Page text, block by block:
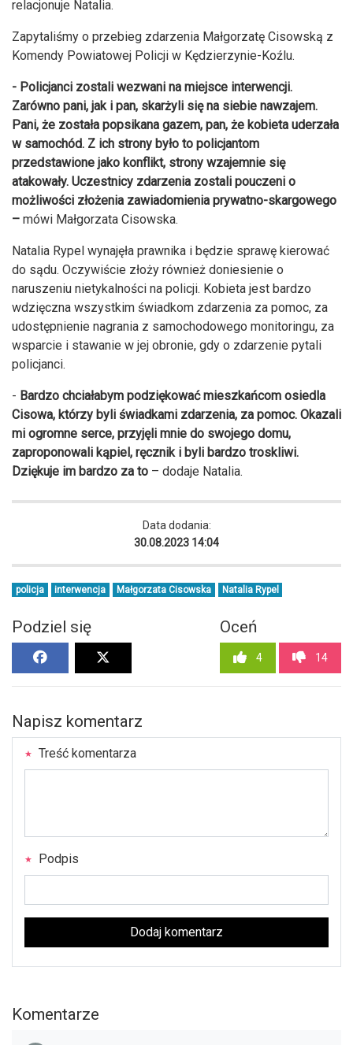
relacjonuje Natalia.
Zapytaliśmy o przebieg zdarzenia Małgorzatę Cisowską z
Komendy Powiatowej Policji w Kędzierzynie-Koźlu.
- Policjanci zostali wezwani na miejsce interwencji.
Zarówno pani, jak i pan, skarżyli się na siebie nawzajem.
Pani, że została popsikana gazem, pan, że kobieta uderzała
w samochód. Z ich strony było to policjantom
przedstawione jako konflikt, strony wzajemnie się
atakowały. Uczestnicy zdarzenia zostali pouczeni o
możliwości złożenia zawiadomienia prywatno-skargowego
– mówi Małgorzata Cisowska.
Natalia Rypel wynajęła prawnika i będzie sprawę kierować
do sądu. Oczywiście złoży również doniesienie o
naruszeniu nietykalności na policji. Kobieta jest bardzo
wdzięczna wszystkim świadkom zdarzenia za pomoc, za
udostępnienie nagrania z samochodowego monitoringu, za
wsparcie i stawanie w jej obronie, gdy o zdarzenie pytali
policjanci.
- Bardzo chciałabym podziękować mieszkańcom osiedla
Cisowa, którzy byli świadkami zdarzenia, za pomoc. Okazali
mi ogromne serce, przyjęli mnie do swojego domu,
zaproponowali kąpiel, ręcznik i byli bardzo troskliwi.
Dziękuje im bardzo za to – dodaje Natalia.
Data dodania:
30.08.2023 14:04
policja interwencja Małgorzata Cisowska Natalia Rypel
Podziel się Oceń
4 14
Napisz komentarz
Treść komentarza
Podpis
Dodaj komentarz
Komentarze